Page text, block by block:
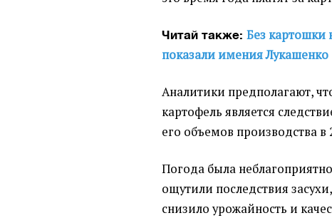
Читай также:Без картошки
показали имения Лукашенко
Аналитики предполагают,
картофель является
его объемов производства в
Погода была
ощутили последствия
снизило урожайность и